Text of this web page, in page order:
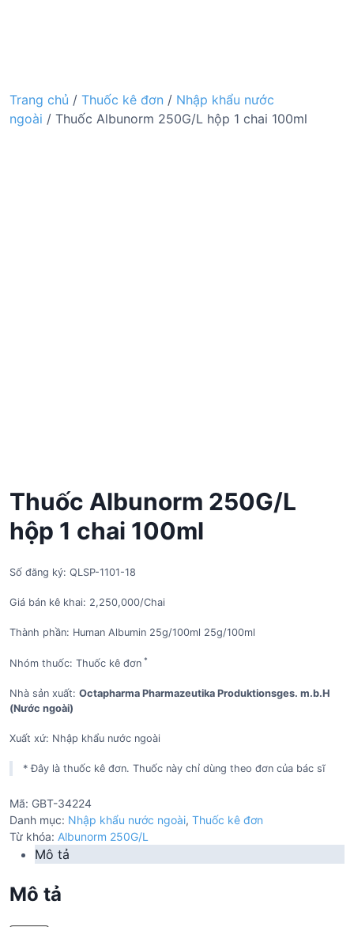
Trang chủ / Thuốc kê đơn / Nhập khẩu nước
ngoài / Thuốc Albunorm 250G/L hộp 1 chai 100ml
Thuốc Albunorm 250G/L
hộp 1 chai 100ml
Số đăng ký: QLSP-1101-18
Giá bán kê khai: 2,250,000/Chai
Thành phần: Human Albumin 25g/100ml 25g/100ml
Nhóm thuốc: Thuốc kê đơn *
Nhà sản xuất: Octapharma Pharmazeutika Produktionsges. m.b.H
(Nước ngoài)
Xuất xứ: Nhập khẩu nước ngoài
* Đây là thuốc kê đơn. Thuốc này chỉ dùng theo đơn của bác sĩ
Mã: GBT-34224
Danh mục: Nhập khẩu nước ngoài, Thuốc kê đơn
Từ khóa: Albunorm 250G/L
Mô tả
Mô tả